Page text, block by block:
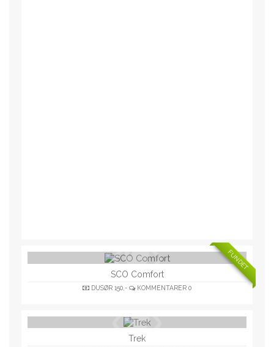
FUNDET
SCO Comfort
DUSØR 150,- KOMMENTARER 0
Trek